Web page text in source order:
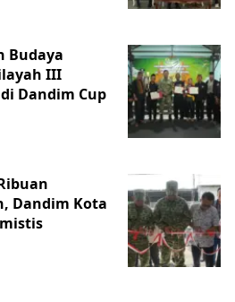
Budaya
III
Dandim Cup
Dandim Kota